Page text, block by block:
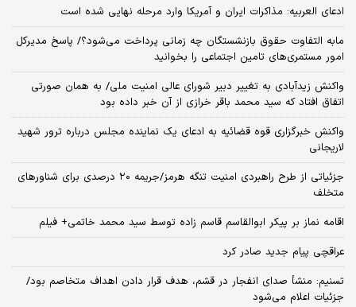
ادعای العربیه: مذاکرات ایران و آمریکا وارد مرحله نهایی شده است
مابه التفاوت حقوق بازنشستگان چه زمانی پرداخت می‌شود؟/ پاسخ مدیرکل
امور مستمری‌های تامین اجتماعی را بخوانید
واکنش زیدآبادی به تغییر دبیر شورای عالی امنیت ملی/ به همان صورتی
اتفاق افتاد که سید محمد باقر خرازی از آن خبر داده بود
واکنش خبرگزاری قوه قضائیه به ادعای یک نماینده مجلس درباره ترور شهید
لاریجانی
جزئیاتی از طرح راهبردی امنیت تنگه هرمز/جریمه ۲۰ درصدی برای شناورهای
متخلف
اقامه نماز بر پیکر ابوالقاسم قاسم زاده توسط سید محمد خاتمی+ فیلم
عراقچی پیام جدید صادر کرد
تسنیم: منشأ صدای انفجار در قشم، هدف قرار دادن اهداف متخاصم بود/
جزئیات اعلام می‌شود